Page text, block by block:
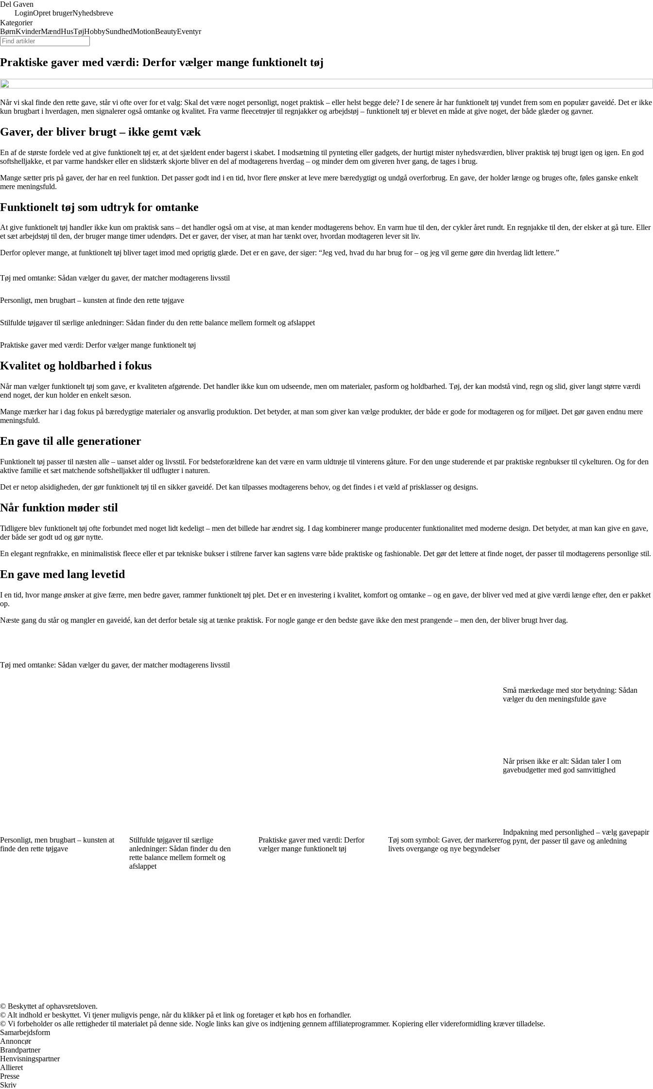
Del Gaven
LoginOpret brugerNyhedsbreve
Kategorier
BørnKvinderMændHusTøjHobbySundhedMotionBeautyEventyr
Praktiske gaver med værdi: Derfor vælger mange funktionelt tøj
Når vi skal finde den rette gave, står vi ofte over for et valg: Skal det være noget personligt, noget praktisk – eller helst begge dele? I de senere år har funktionelt tøj vundet frem som en populær gaveidé. Det er ikke
kun brugbart i hverdagen, men signalerer også omtanke og kvalitet. Fra varme fleecetrøjer til regnjakker og arbejdstøj – funktionelt tøj er blevet en måde at give noget, der både glæder og gavner.
Gaver, der bliver brugt – ikke gemt væk
En af de største fordele ved at give funktionelt tøj er, at det sjældent ender bagerst i skabet. I modsætning til pynteting eller gadgets, der hurtigt mister nyhedsværdien, bliver praktisk tøj brugt igen og igen. En god
softshelljakke, et par varme handsker eller en slidstærk skjorte bliver en del af modtagerens hverdag – og minder dem om giveren hver gang, de tages i brug.
Mange sætter pris på gaver, der har en reel funktion. Det passer godt ind i en tid, hvor flere ønsker at leve mere bæredygtigt og undgå overforbrug. En gave, der holder længe og bruges ofte, føles ganske enkelt
mere meningsfuld.
Funktionelt tøj som udtryk for omtanke
At give funktionelt tøj handler ikke kun om praktisk sans – det handler også om at vise, at man kender modtagerens behov. En varm hue til den, der cykler året rundt. En regnjakke til den, der elsker at gå ture. Eller
et sæt arbejdstøj til den, der bruger mange timer udendørs. Det er gaver, der viser, at man har tænkt over, hvordan modtageren lever sit liv.
Derfor oplever mange, at funktionelt tøj bliver taget imod med oprigtig glæde. Det er en gave, der siger: “Jeg ved, hvad du har brug for – og jeg vil gerne gøre din hverdag lidt lettere.”
Tøj med omtanke: Sådan vælger du gaver, der matcher modtagerens livsstil
Personligt, men brugbart – kunsten at finde den rette tøjgave
Stilfulde tøjgaver til særlige anledninger: Sådan finder du den rette balance mellem formelt og afslappet
Praktiske gaver med værdi: Derfor vælger mange funktionelt tøj
Kvalitet og holdbarhed i fokus
Når man vælger funktionelt tøj som gave, er kvaliteten afgørende. Det handler ikke kun om udseende, men om materialer, pasform og holdbarhed. Tøj, der kan modstå vind, regn og slid, giver langt større værdi
end noget, der kun holder en enkelt sæson.
Mange mærker har i dag fokus på bæredygtige materialer og ansvarlig produktion. Det betyder, at man som giver kan vælge produkter, der både er gode for modtageren og for miljøet. Det gør gaven endnu mere
meningsfuld.
En gave til alle generationer
Funktionelt tøj passer til næsten alle – uanset alder og livsstil. For bedsteforældrene kan det være en varm uldtrøje til vinterens gåture. For den unge studerende et par praktiske regnbukser til cykelturen. Og for den
aktive familie et sæt matchende softshelljakker til udflugter i naturen.
Det er netop alsidigheden, der gør funktionelt tøj til en sikker gaveidé. Det kan tilpasses modtagerens behov, og det findes i et væld af prisklasser og designs.
Når funktion møder stil
Tidligere blev funktionelt tøj ofte forbundet med noget lidt kedeligt – men det billede har ændret sig. I dag kombinerer mange producenter funktionalitet med moderne design. Det betyder, at man kan give en gave,
der både ser godt ud og gør nytte.
En elegant regnfrakke, en minimalistisk fleece eller et par tekniske bukser i stilrene farver kan sagtens være både praktiske og fashionable. Det gør det lettere at finde noget, der passer til modtagerens personlige stil.
En gave med lang levetid
I en tid, hvor mange ønsker at give færre, men bedre gaver, rammer funktionelt tøj plet. Det er en investering i kvalitet, komfort og omtanke – og en gave, der bliver ved med at give værdi længe efter, den er pakket
op.
Næste gang du står og mangler en gaveidé, kan det derfor betale sig at tænke praktisk. For nogle gange er den bedste gave ikke den mest prangende – men den, der bliver brugt hver dag.
Tøj med omtanke: Sådan vælger du gaver, der matcher modtagerens livsstil
Personligt, men brugbart – kunsten at
finde den rette tøjgave
Stilfulde tøjgaver til særlige
anledninger: Sådan finder du den
rette balance mellem formelt og
afslappet
Praktiske gaver med værdi: Derfor
vælger mange funktionelt tøj
Tøj som symbol: Gaver, der markerer
livets overgange og nye begyndelser
Små mærkedage med stor betydning: Sådan
vælger du den meningsfulde gave
Når prisen ikke er alt: Sådan taler I om
gavebudgetter med god samvittighed
Indpakning med personlighed – vælg gavepapir
og pynt, der passer til gave og anledning
© Beskyttet af ophavsretsloven.
© Alt indhold er beskyttet. Vi tjener muligvis penge, når du klikker på et link og foretager et køb hos en forhandler.
© Vi forbeholder os alle rettigheder til materialet på denne side. Nogle links kan give os indtjening gennem affiliateprogrammer. Kopiering eller videreformidling kræver tilladelse.
Samarbejdsform
Annoncør
Brandpartner
Henvisningspartner
Allieret
Presse
Skriv